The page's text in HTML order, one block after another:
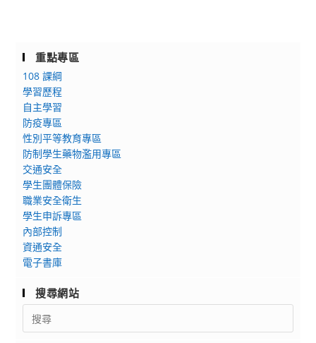
重點專區
108 課綱
學習歷程
自主學習
防疫專區
性別平等教育專區
防制學生藥物濫用專區
交通安全
學生團體保險
職業安全衛生
學生申訴專區
內部控制
資通安全
電子書庫
搜尋網站
Search
for: